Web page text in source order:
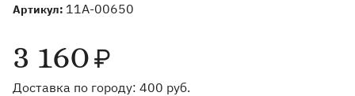
Артикул: 11A-00650
3 160₽
Доставка по городу: 400 руб.